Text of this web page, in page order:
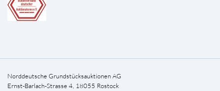
Norddeutsche Grundstücksauktionen AG
Ernst-Barlach-Strasse 4, 18055 Rostock